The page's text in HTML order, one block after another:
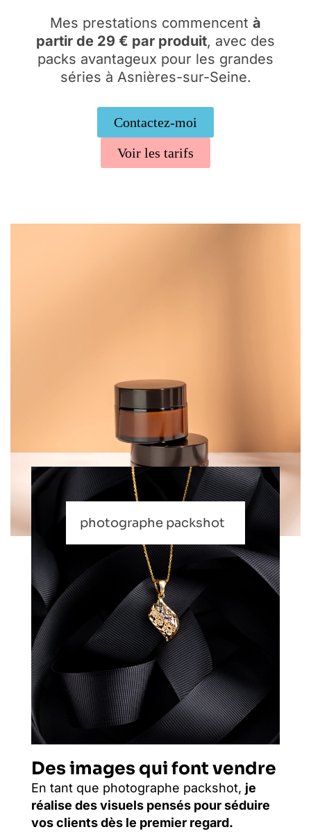
Mes prestations commencent à
partir de 29 € par produit, avec des
packs avantageux pour les grandes
séries à Asnières-sur-Seine.
Contactez-moi
Voir les tarifs
photographe packshot
Des images qui font vendre
En tant que photographe packshot, je
réalise des visuels pensés pour séduire
vos clients dès le premier regard.